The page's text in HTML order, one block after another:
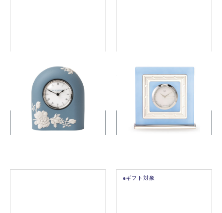
マグノリア ブロッサム クロ
￥50,600 (税込)
詳細を見る
インタグリオ ネオ クロック
(税込)
詳細を見る
eギフト対象